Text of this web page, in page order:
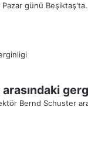
günü
Bernd Schuster